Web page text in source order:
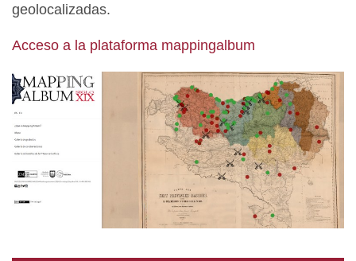
geolocalizadas.
Acceso a la plataforma mappingalbum